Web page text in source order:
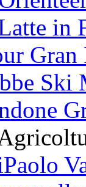
in
Gran
Ski
Paolo